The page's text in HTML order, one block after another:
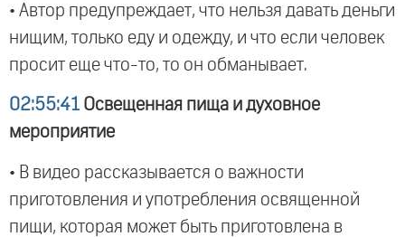
• Автор предупреждает, что нельзя давать деньги
нищим, только еду и одежду, и что если человек
просит еще что-то, то он обманывает.
02:55:41 Освещенная пища и духовное
мероприятие
• В видео рассказывается о важности
приготовления и употребления освященной
пищи, которая может быть приготовлена в